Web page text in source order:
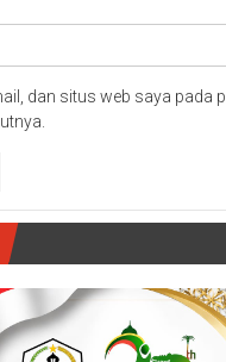
dan situs web saya pada